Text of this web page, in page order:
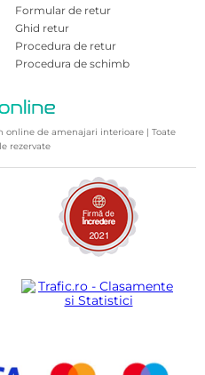
Formular de retur
Ghid retur
Procedura de retur
Procedura de schimb
online de amenajari interioare | Toate
rezervate